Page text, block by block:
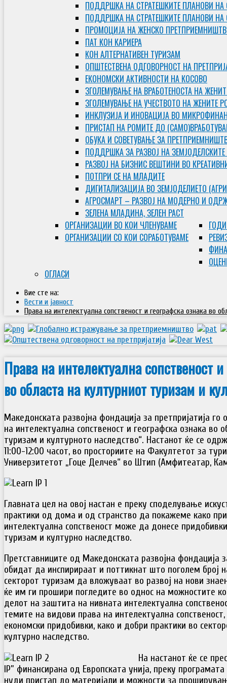
ПОДДРШКА НА СТРАТЕШКИТЕ ПЛАНОВИ НА
ПОДДРШКА НА СТРАТЕШКИТЕ ПЛАНОВИ НА
ПРОМОЦИЈА НА ЖЕНСКО
ПАТ КОН КАРИЕРА
КОН АЛТЕРНАТИВЕН ТУРИЗАМ
ОПШТЕСТВЕНА ОДГОВОРНОСТ НА
ЕКОНОМСКИ АКТИВНОСТИ НА КОСОВО
ЗГОЛЕМУВАЊЕ НА ВРАБОТЕНОСТА НА
ЗГОЛЕМУВАЊЕ НА УЧЕСТВОТО НА ЖЕНИТЕ
ИНКЛУЗИЈА И ИНОВАЦИЈА ВО
ПРИСТАП НА РОМИТЕ ДО
ОБУКА И СОВЕТУВАЊЕ ЗА
ПОДДРШКА ЗА РАЗВОЈ НА
РАЗВОЈ НА БИЗНИС ВЕШТИНИ ВО
ПОТПРИ СЕ НА МЛАДИТЕ
ДИГИТАЛИЗАЦИЈА ВО ЗЕМЈОДЕЛИЕТО
АГРОСМАРТ – РАЗВОЈ НА МОДЕРНО И
ЗЕЛЕНА МЛАДИНА, ЗЕЛЕН РАСТ
ОРГAНИЗАЦИИ ВО КОИ ЧЛЕНУВАМЕ
ОРГАНИЗАЦИИ СО КОИ СОРАБОТУВАМЕ
ОГЛАСИ
Вие сте на:
Вести и јавност
Права на интелектуална сопственост и географска ознака во
Права на интелектуална сопственост
во областа на културниот туризам и
Македонската развојна фондација за претпријатија го
на интелектуална сопственост и географска ознака во
туризам и културното наследство“. Настанот ќе се
11:00-12:00 часот, во просториите на Факултетот за
Универзитетот „Гоце Делчев“ во Штип (Амфитеатар,
Главната цел на овој настан е преку споделување
практики од дома и од странство да покажеме како
интелектуална сопственост може да донесе
туризам и културно наследство.
Претставниците од Македонската развојна фондација
обидат да инспирираат и поттикнат што поголем број
секторот туризам да вложуваат во развој на нови
ќе им ги прошири погледите во однос на можностите
делот на заштита на нивната интелектуална
темите на видови права на интелектуална
економски придобивки, како и добри практики во
културно наследство.
На настанот ќе се
IP” финансирана од Европската унија, преку
нуди пристап до материјали и можности за